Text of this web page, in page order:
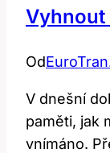
Vyhnout
Od
V dnešní
paměti, jak
vnímáno.